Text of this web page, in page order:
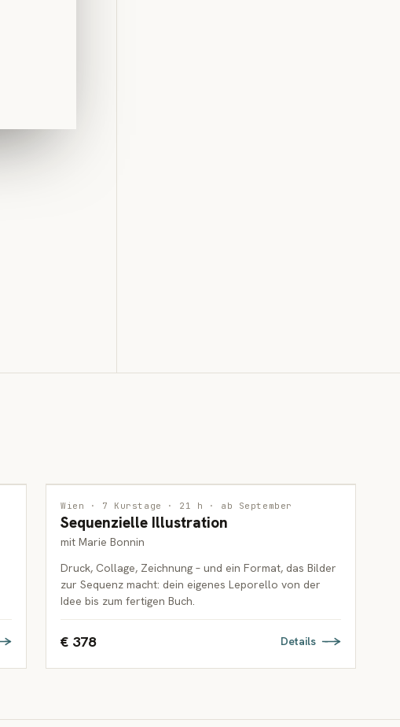
ILLUSTRATION
ERWACHSENE
Wien · 7 Kurstage · 21 h · ab September
Sequenzielle Illustration
mit Marie Bonnin
Druck, Collage, Zeichnung – und ein Format, das Bilder
zur Sequenz macht: dein eigenes Leporello von der
Idee bis zum fertigen Buch.
€ 378 Details